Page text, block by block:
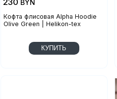
Кофта флисовая Alpha Hoodie
Olive Green | Helikon-tex
BYN
КУПИТЬ